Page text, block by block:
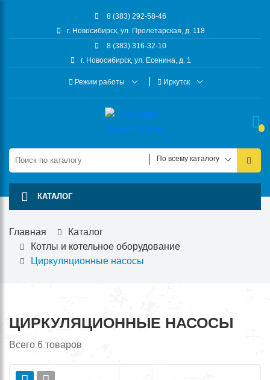
8 (383) 292-58-46
г. Новосибирск, ул. Пролетарская, д. 118
8 (383) 316-32-10
г. Новосибирск, ул. Есенина, д. 1
Режим работы Иркутск
По всему каталогу
КАТАЛОГ
Главная
Каталог
Котлы и котельное оборудование
Циркуляционные насосы
ЦИРКУЛЯЦИОННЫЕ НАСОСЫ
Всего 6 товаров